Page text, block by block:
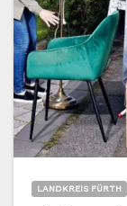
LANDKREIS FÜRTH